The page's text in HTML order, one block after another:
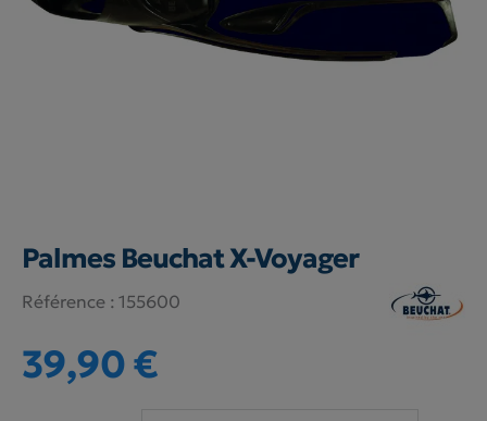
Palmes Beuchat X-Voyager
Référence : 155600
39,90 €